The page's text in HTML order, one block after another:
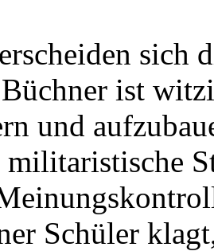
sich
ist
und
militaristische
Schüler